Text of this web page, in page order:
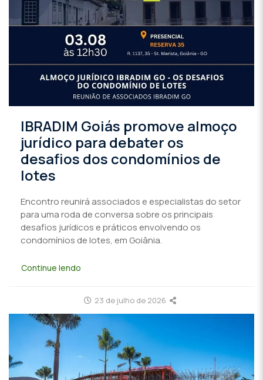
IBRADIM Goiás promove almoço
jurídico para debater os
desafios dos condomínios de
lotes
Encontro reunirá associados e especialistas do setor
para uma roda de conversa sobre os principais
desafios jurídicos e práticos envolvendo os
condomínios de lotes, em Goiânia.
Continue lendo
23 de julho de 2026